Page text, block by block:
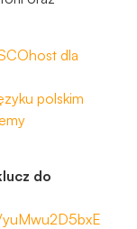
dla
polskim
do